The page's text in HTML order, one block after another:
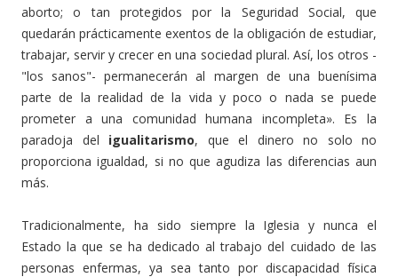
aborto; o tan protegidos por la Seguridad Social, que
quedarán prácticamente exentos de la obligación de estudiar,
trabajar, servir y crecer en una sociedad plural. Así, los otros -
"los sanos"- permanecerán al margen de una buenísima
parte de la realidad de la vida y poco o nada se puede
prometer a una comunidad humana incompleta». Es la
paradoja del igualitarismo, que el dinero no solo no
proporciona igualdad, si no que agudiza las diferencias aun
más.
Tradicionalmente, ha sido siempre la Iglesia y nunca el
Estado la que se ha dedicado al trabajo del cuidado de las
personas enfermas, ya sea tanto por discapacidad física